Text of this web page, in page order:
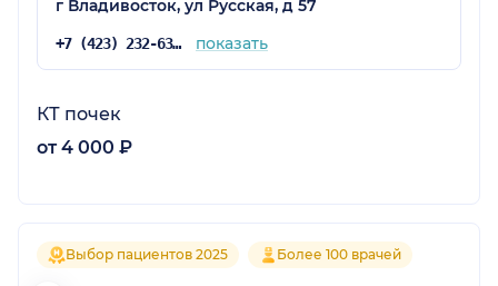
г Владивосток, ул Русская, д 57
+7 (423) 232-63-35 показать
КТ почек
от 4 000 ₽
Выбор пациентов 2025 Более 100 врачей